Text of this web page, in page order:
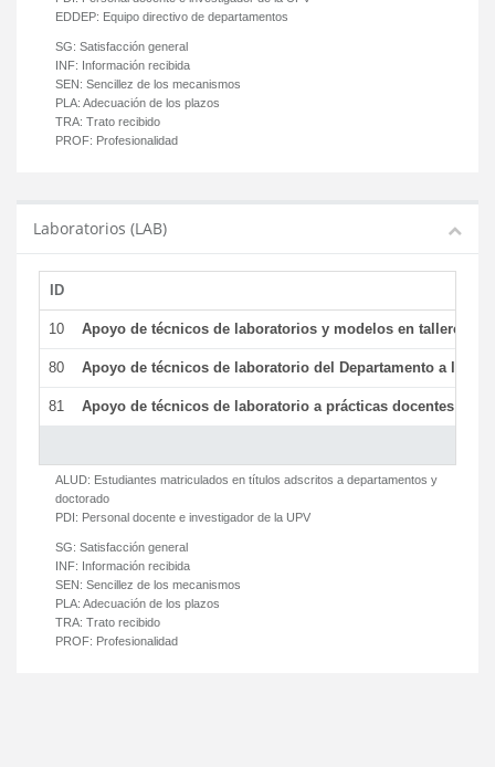
EDDEP: Equipo directivo de departamentos
SG: Satisfacción general
INF: Información recibida
SEN: Sencillez de los mecanismos
PLA: Adecuación de los plazos
TRA: Trato recibido
PROF: Profesionalidad
Laboratorios (LAB)
ID
10 Apoyo de técnicos de laboratorios y modelos en talleres/
80 Apoyo de técnicos de laboratorio del Departamento a la
81 Apoyo de técnicos de laboratorio a prácticas docentes y
ALUD: Estudiantes matriculados en títulos adscritos a departamentos y
doctorado
PDI: Personal docente e investigador de la UPV
SG: Satisfacción general
INF: Información recibida
SEN: Sencillez de los mecanismos
PLA: Adecuación de los plazos
TRA: Trato recibido
PROF: Profesionalidad